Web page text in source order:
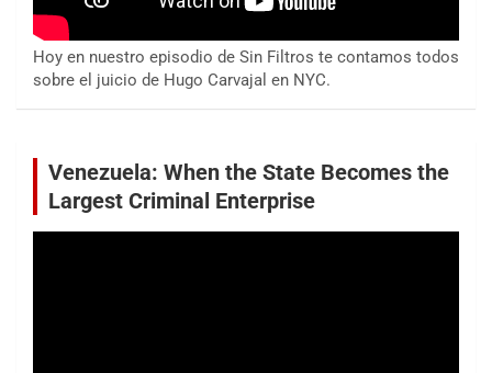
Hoy en nuestro episodio de Sin Filtros te contamos todos
sobre el juicio de Hugo Carvajal en NYC.
Venezuela: When the State Becomes the
Largest Criminal Enterprise